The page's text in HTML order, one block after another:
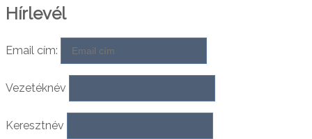
Hírlevél
Email cím:
Vezetéknév
Keresztnév